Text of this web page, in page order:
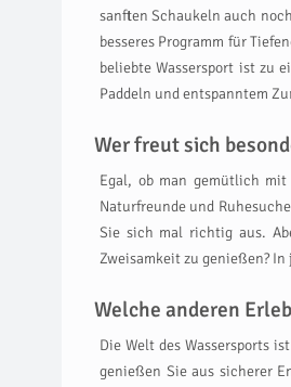
sanften Schaukeln auch
besseres Programm für
beliebte Wassersport ist zu
Paddeln und entspanntem
Wer freut sich
Egal, ob man gemütlich
Naturfreunde und
Sie sich mal richtig aus.
Zweisamkeit zu genießen?
Welche anderen
Die Welt des Wassersports
genießen Sie aus sicherer